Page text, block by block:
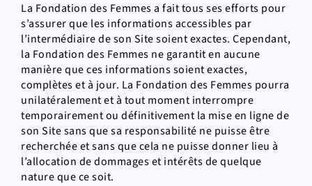
La Fondation des Femmes a fait tous ses efforts pour
s’assurer que les informations accessibles par
l’intermédiaire de son Site soient exactes. Cependant,
la Fondation des Femmes ne garantit en aucune
manière que ces informations soient exactes,
complètes et à jour. La Fondation des Femmes pourra
unilatéralement et à tout moment interrompre
temporairement ou définitivement la mise en ligne de
son Site sans que sa responsabilité ne puisse être
recherchée et sans que cela ne puisse donner lieu à
l’allocation de dommages et intérêts de quelque
nature que ce soit.